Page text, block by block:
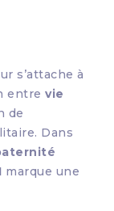
s’attache à
entrevie
de
Dans
marque une